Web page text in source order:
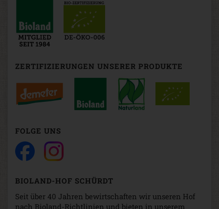
ZERTIFIZIERUNGEN UNSERER PRODUKTE
FOLGE UNS
BIOLAND-HOF SCHÜRDT
Seit über 40 Jahren bewirtschaften wir unseren Hof
nach Bioland-Richtlinien und bieten in unserem